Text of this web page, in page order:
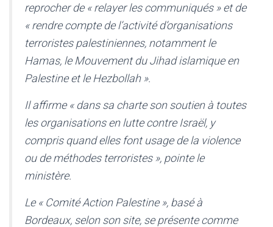
reprocher de « relayer les communiqués » et de
« rendre compte de l’activité d’organisations
terroristes palestiniennes, notamment le
Hamas, le Mouvement du Jihad islamique en
Palestine et le Hezbollah ».
Il affirme « dans sa charte son soutien à toutes
les organisations en lutte contre Israël, y
compris quand elles font usage de la violence
ou de méthodes terroristes », pointe le
ministère.
Le « Comité Action Palestine », basé à
Bordeaux, selon son site, se présente comme